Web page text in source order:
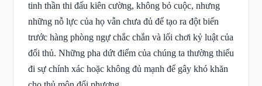
tinh thần thi đấu kiên cường, không bỏ cuộc, nhưng
những nỗ lực của họ vẫn chưa đủ để tạo ra đột biến
trước hàng phòng ngự chắc chắn và lối chơi kỷ luật của
đối thủ. Những pha dứt điểm của chúng ta thường thiếu
đi sự chính xác hoặc không đủ mạnh để gây khó khăn